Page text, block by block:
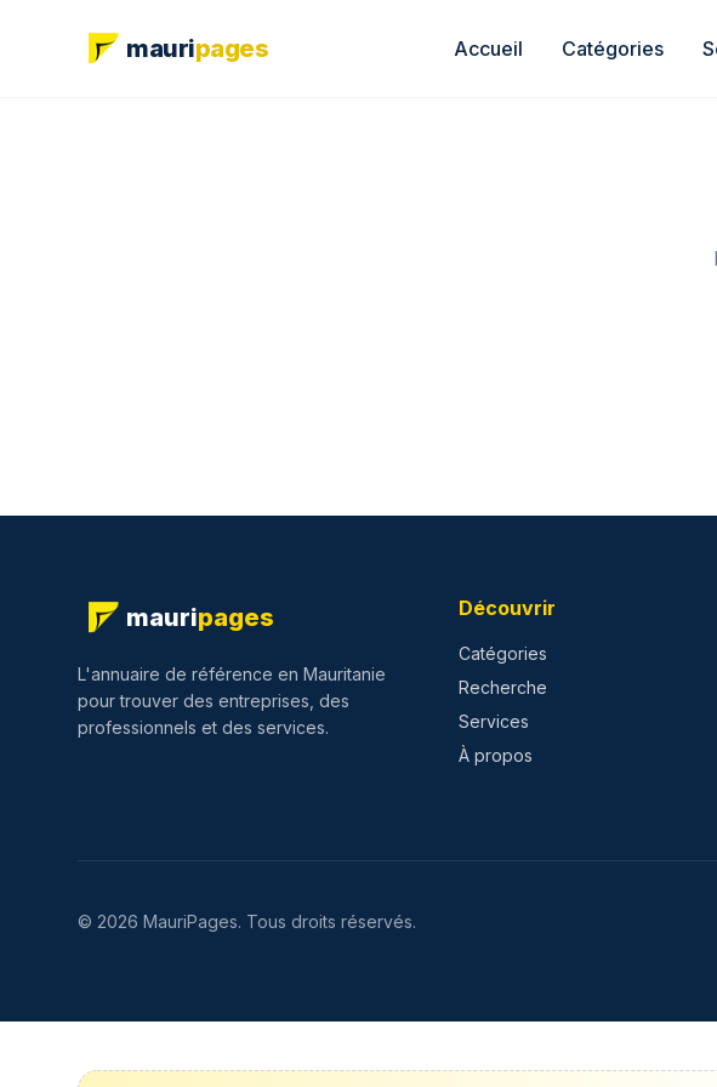
mauripages Accueil Catégories
mauripages
L'annuaire de référence en Mauritanie
pour trouver des entreprises, des
professionnels et des services.
Découvrir
Catégories
Recherche
Services
À propos
© 2026 MauriPages. Tous droits réservés.